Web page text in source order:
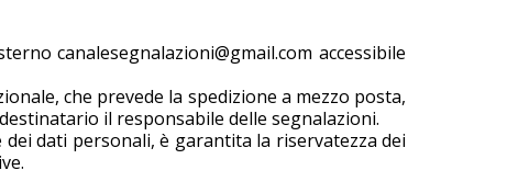
canalesegnalazioni@gmail.com accessibile
che prevede la spedizione a mezzo posta,
il responsabile delle segnalazioni.
dati personali, è garantita la riservatezza dei